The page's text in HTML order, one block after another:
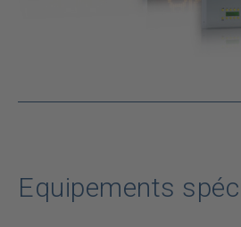
Equipements